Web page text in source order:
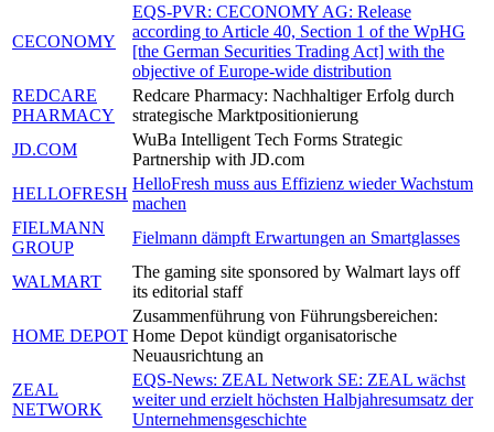
CECONOMY
EQS-PVR: CECONOMY AG: Release
according to Article 40, Section 1 of the WpHG
[the German Securities Trading Act] with the
objective of Europe-wide distribution
REDCARE
PHARMACY
Redcare Pharmacy: Nachhaltiger Erfolg durch
strategische Marktpositionierung
JD.COM
WuBa Intelligent Tech Forms Strategic
Partnership with JD.com
HELLOFRESH
HelloFresh muss aus Effizienz wieder Wachstum
machen
FIELMANN
GROUP
Fielmann dämpft Erwartungen an Smartglasses
WALMART
The gaming site sponsored by Walmart lays off
its editorial staff
HOME DEPOT
Zusammenführung von Führungsbereichen:
Home Depot kündigt organisatorische
Neuausrichtung an
ZEAL
NETWORK
EQS-News: ZEAL Network SE: ZEAL wächst
weiter und erzielt höchsten Halbjahresumsatz der
Unternehmensgeschichte